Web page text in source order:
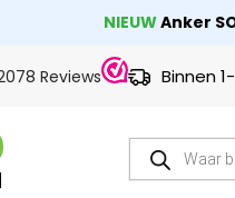
NIEUWAnker
Binnen